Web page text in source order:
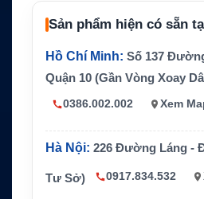
Tính năn
Hỗ trợ ph
ân cực
Tuyến tính và tròn
Kết nối h
Giao diện
Sản phẩm hiện có sẵn
Hồ Chí Minh: Số 137
Quận 10 (Gần Vòng Xoay
0386.002.002 Xem
Hà Nội: 226 Đường Láng -
Tư Sở) 0917.834.532